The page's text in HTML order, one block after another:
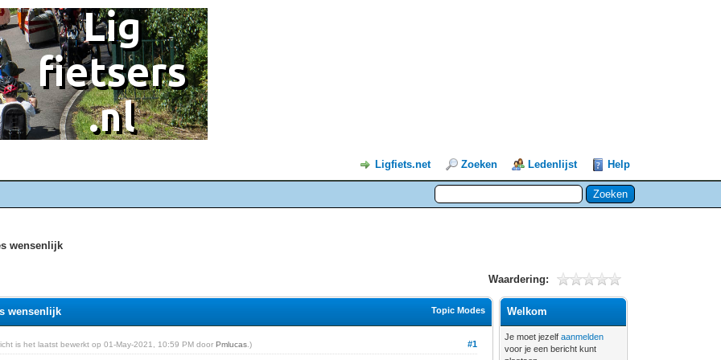
Ligfiets.net Zoeken Ledenlijst Help
wensenlijk
Waardering:
Topic Modes
wensenlijk
#1
is het laatst bewerkt op 01-May-2021, 10:59 PM doorPmlucas .)
Welkom
Je moet jezelfaanmelden
voor je een bericht kunt